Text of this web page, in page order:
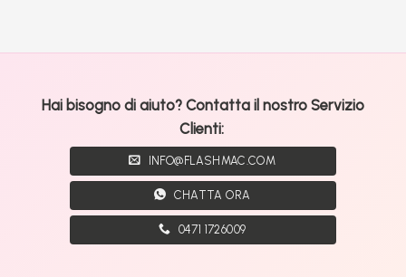
Hai bisogno di aiuto? Contatta il nostro Servizio
Clienti:
INFO@FLASHMAC.COM
CHATTA ORA
0471 1726009